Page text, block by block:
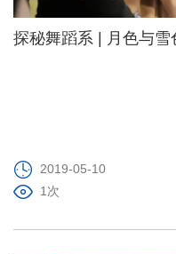
探秘舞蹈系 | 月色与
2019-05-10
1次